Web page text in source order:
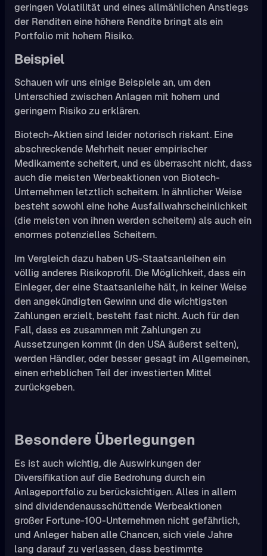
geringen Volatilität und eines allmählichen Anstiegs
der Renditen eine höhere Rendite bringt als ein
Portfolio mit hohem Risiko.
Beispiel
Schauen wir uns einige Beispiele an, um den
Unterschied zwischen Anlagen mit hohem und
geringem Risiko zu erklären.
Biotech-Aktien sind leider notorisch riskant. Eine
abschreckende Mehrheit neuer empirischer
Medikamente scheitert, und es überrascht nicht, dass
auch die meisten Werbeaktionen von Biotech-
Unternehmen letztlich scheitern. In ähnlicher Weise
besteht sowohl eine hohe Ausfallwahrscheinlichkeit
(die meisten von ihnen werden scheitern) als auch ein
enormes potenzielles Scheitern.
Im Vergleich dazu haben US-Staatsanleihen ein
völlig anderes Risikoprofil. Die Möglichkeit, dass ein
Einleger, der eine Staatsanleihe hält, in keiner Weise
den angekündigten Gewinn und die wichtigsten
Zahlungen erzielt, besteht fast nicht. Auch für den
Fall, dass es zusammen mit Zahlungen zu
Aussetzungen kommt (in den USA äußerst selten),
werden Händler, oder besser gesagt im Allgemeinen,
einen erheblichen Teil der investierten Mittel
zurückgeben.
Besondere Überlegungen
Es ist auch wichtig, die Auswirkungen der
Diversifikation auf die Bedrohung durch ein
Anlageportfolio zu berücksichtigen. Alles in allem
sind dividendenausschüttende Werbeaktionen
großer Fortune-100-Unternehmen nicht gefährlich,
und Anleger haben alle Chancen, sich viele Jahre
lang darauf zu verlassen, dass bestimmte